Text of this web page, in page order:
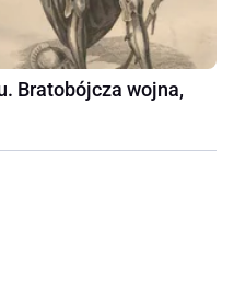
Bratobójcza wojna,